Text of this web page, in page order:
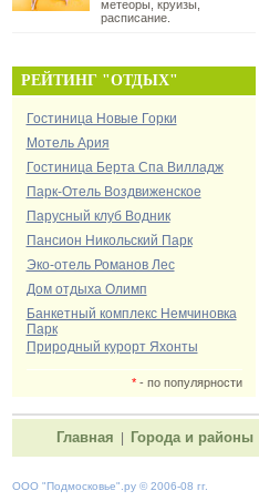
метеоры, круизы,
расписание.
РЕЙТИНГ "ОТДЫХ"
Гостиница Новые Горки
Мотель Ария
Гостиница Берта Спа Вилладж
Парк-Отель Воздвиженское
Парусный клуб Водник
Пансион Никольский Парк
Эко-отель Романов Лес
Дом отдыха Олимп
Банкетный комплекс Немчиновка
Парк
Природный курорт Яхонты
*- по популярности
Главная Города и районы
ООО "Подмосковье" .ру © 2006-08 гг.